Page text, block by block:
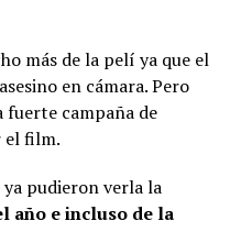
más de la pelí ya que el
en cámara. Pero
campaña de
el film.
pudieron verla la
año e incluso de la